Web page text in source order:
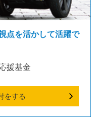
を活かして活躍で
援基金
をする